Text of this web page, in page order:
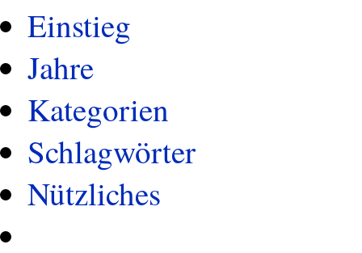
Einstieg
Jahre
Kategorien
Schlagwörter
Nützliches